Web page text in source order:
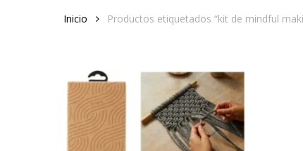
Inicio Productos etiquetados “kit de mindful